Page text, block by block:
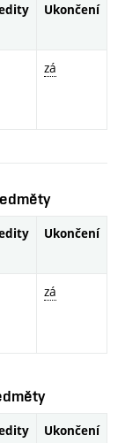
Ukončení
zá
Ukončení
zá
Ukončení